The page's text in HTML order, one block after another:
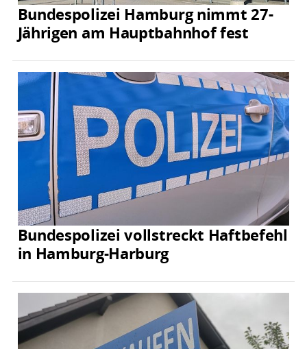
Bundespolizei Hamburg nimmt 27-
Jährigen am Hauptbahnhof fest
Bundespolizei vollstreckt Haftbefehl
in Hamburg-Harburg